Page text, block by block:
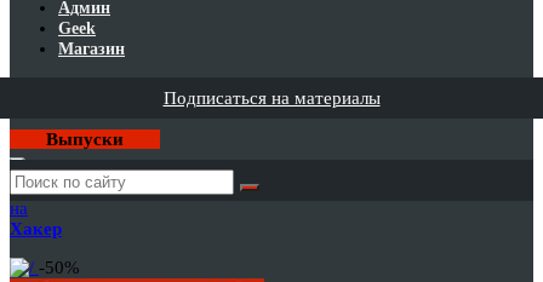
Админ
Geek
Магазин
Подписаться на материалы
Выпуски
Годовая
подписка
на
Хакер
-50%